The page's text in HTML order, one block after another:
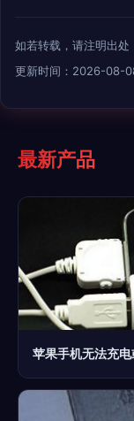
如若转载，请注明出
更新时间：2026-08-
最新产品